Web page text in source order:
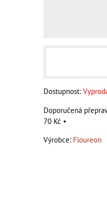
Dostupnost:
70 Kč •
Výrobce: Floureon